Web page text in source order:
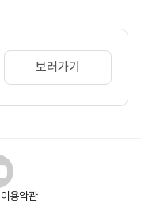
보러가기
이용약관